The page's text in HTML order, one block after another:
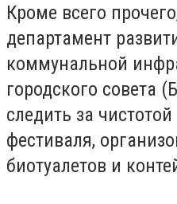
Кроме всего
департамент
коммунальной
городского совета
следить за
фестиваля,
биотуалетов и